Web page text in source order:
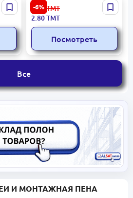
-6%
Китай BK-00100235 |
Профиль 10 мм белый
ПВХ
3.00 ТМТ
2.80ТМТ
Посмотреть
Все
И МОНТАЖНАЯ ПЕНА